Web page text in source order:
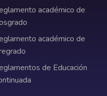
académico de
académico de
de Educación